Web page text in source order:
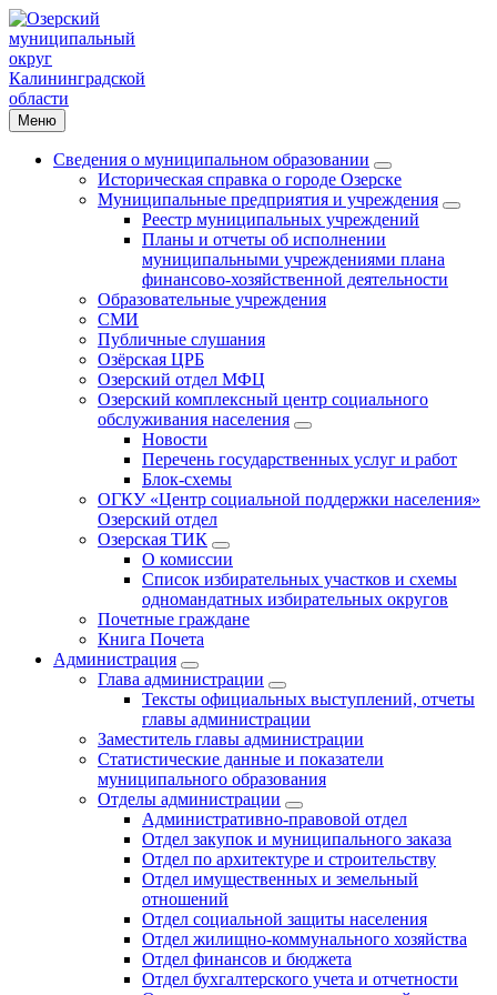
Меню
Сведения о муниципальном образовании
Историческая справка о городе Озерске
Муниципальные предприятия и учреждения
Реестр муниципальных учреждений
Планы и отчеты об исполнении
муниципальными учреждениями плана
финансово-хозяйственной деятельности
Образовательные учреждения
СМИ
Публичные слушания
Озёрская ЦРБ
Озерский отдел МФЦ
Озерский комплексный центр социального
обслуживания населения
Новости
Перечень государственных услуг и работ
Блок-схемы
ОГКУ «Центр социальной поддержки населения»
Озерский отдел
Озерская ТИК
О комиссии
Список избирательных участков и схемы
одномандатных избирательных округов
Почетные граждане
Книга Почета
Администрация
Глава администрации
Тексты официальных выступлений, отчеты
главы администрации
Заместитель главы администрации
Статистические данные и показатели
муниципального образования
Отделы администрации
Административно-правовой отдел
Отдел закупок и муниципального заказа
Отдел по архитектуре и строительству
Отдел имущественных и земельный
отношений
Отдел социальной защиты населения
Отдел жилищно-коммунального хозяйства
Отдел финансов и бюджета
Отдел бухгалтерского учета и отчетности